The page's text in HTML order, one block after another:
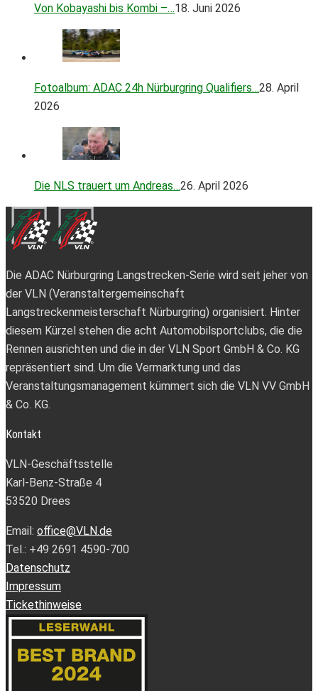
Von Kobayashi bis Kombi –…18. Juni 2026
Fotoalbum: ADAC 24h Nürburgring Qualifiers…28. April
2026
Die NLS trauert um Andreas…26. April 2026
Die ADAC Nürburgring Langstrecken-Serie wird seit jeher von
der VLN (Veranstaltergemeinschaft
Langstreckenmeisterschaft Nürburgring) organisiert. Hinter
diesem Kürzel stehen die acht Automobilsportclubs, die die
Rennen ausrichten und die in der VLN Sport GmbH & Co. KG
repräsentiert sind. Um die Vermarktung und das
Veranstaltungsmanagement kümmert sich die VLN VV GmbH
& Co. KG.
Kontakt
VLN-Geschäftsstelle
Karl-Benz-Straße 4
53520 Drees
Email: office@VLN.de
Tel.: +49 2691 4590-700
Datenschutz
Impressum
Tickethinweise